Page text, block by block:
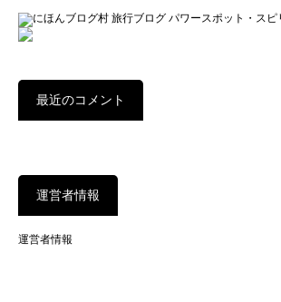
最近のコメント
運営者情報
運営者情報